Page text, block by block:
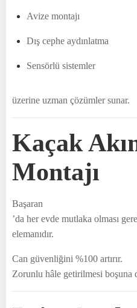
Avize montajı
Dış cephe aydınlatma
Sensörlü sistemler
üzerine uzman çözümler sunar.
Kaçak
Montajı
Başaran
’da her evde mutlaka olması
elemanıdır.
Can güvenliğini %100 artırır.
Zorunlu hâle getirilmesi boşuna